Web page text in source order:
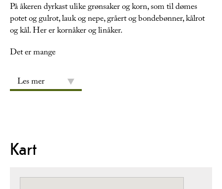
På åkeren dyrkast ulike grønsaker og korn, som til dømes
potet og gulrot, lauk og nepe, gråert og bondebønner, kålrot
og kål. Her er kornåker og linåker.
Det er mange
Les mer
Kart